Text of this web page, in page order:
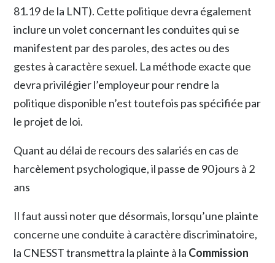
81.19 de la LNT). Cette politique devra également
inclure un volet concernant les conduites qui se
manifestent par des paroles, des actes ou des
gestes à caractère sexuel. La méthode exacte que
devra privilégier l’employeur pour rendre la
politique disponible n’est toutefois pas spécifiée par
le projet de loi.
Quant au délai de recours des salariés en cas de
harcèlement psychologique, il passe de 90 jours à 2
ans
Il faut aussi noter que désormais, lorsqu’une plainte
concerne une conduite à caractère discriminatoire,
la CNESST transmettra la plainte à la Commission